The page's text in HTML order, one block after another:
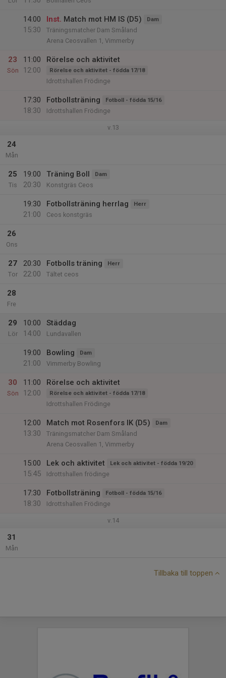
14:00
15:30
Inst. Match mot HM IS (D5) Dam
Träningsmatcher Dam Småland
Arena Ceosvallen 1, Vimmerby
23
Sön
11:00
12:00
Rörelse och aktivitet
Rörelse och aktivitet - födda 17/18
Idrottshallen Frödinge
17:30
18:30
Fotbollsträning Fotboll - födda 15/16
Idrottshallen Frödinge
v.13
24
Mån
25
Tis
19:00
20:30
Träning Boll Dam
Konstgräs Ceos
19:30
21:00
Fotbollsträning herrlag Herr
Ceos konstgräs
26
Ons
27
Tor
20:30
22:00
Fotbolls träning Herr
Tältet ceos
28
Fre
29
Lör
10:00
14:00
Städdag
Lundavallen
19:00
21:00
Bowling Dam
Vimmerby Bowling
30
Sön
11:00
12:00
Rörelse och aktivitet
Rörelse och aktivitet - födda 17/18
Idrottshallen Frödinge
12:00
13:30
Match mot Rosenfors IK (D5) Dam
Träningsmatcher Dam Småland
Arena Ceosvallen 1, Vimmerby
15:00
15:45
Lek och aktivitet Lek och aktivitet - födda 19/20
Idrottshallen frödinge
17:30
18:30
Fotbollsträning Fotboll - födda 15/16
Idrottshallen Frödinge
v.14
31
Mån
Tillbaka till toppen